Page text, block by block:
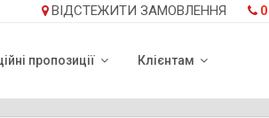
ВІДСТЕЖИТИ ЗАМОВЛЕННЯ
пропозиції Клієнтам